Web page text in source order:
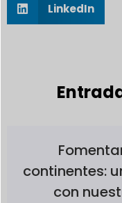
LinkedIn
continentes:
con